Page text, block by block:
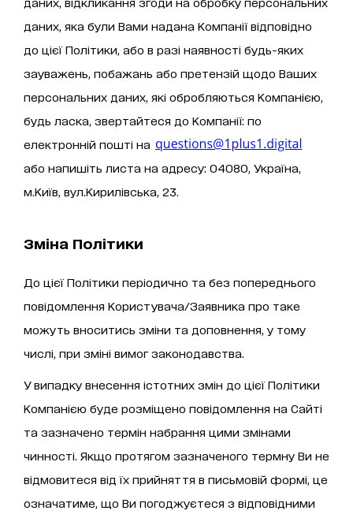
даних, яка були Вами надана Компанії відповідно
до цієї Політики, або в разі наявності будь-яких
зауважень, побажань або претензій щодо Ваших
персональних даних, які обробляються Компанією,
будь ласка, звертайтеся до Компанії: по
електронній пошті на
або напишіть листа на адресу: 04080, Україна,
м.Київ, вул.Кирилівська, 23.
Зміна Політики
До цієї Політики періодично та без попереднього
повідомлення Користувача/Заявника про таке
можуть вноситись зміни та доповнення, у тому
числі, при зміні вимог законодавства.
У випадку внесення істотних змін до цієї Політики
Компанією буде розміщено повідомлення на Сайті
та зазначено термін набрання цими змінами
чинності. Якщо протягом зазначеного термну Ви не
відмовитеся від їх прийняття в письмовій формі, це
означатиме, що Ви погоджуєтеся з відповідними